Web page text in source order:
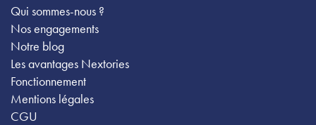
Qui sommes-nous ?
Nos engagements
Notre blog
Les avantages Nextories
Fonctionnement
Mentions légales
CGU